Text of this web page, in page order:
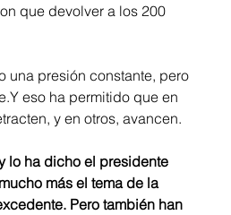
que devolver a los 200
una presión constante, pero
eso ha permitido que en
y en otros, avancen.
lo ha dicho el presidente
más el tema de la
Pero también han